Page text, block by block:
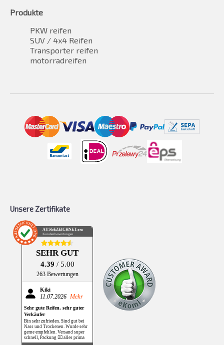
Produkte
PKW reifen
SUV / 4x4 Reifen
Transporter reifen
motorradreifen
Unsere Zertifikate
AUSGEZEICHNET .org
Kundenbewertungen
SEHR GUT
4.39 / 5.00
263 Bewertungen
Kiki
11.07.2026 Mehr
Sehr gute Reifen, sehr guter
Verkäufer
Bin sehr zufrieden. Sind gut bei
Nass und Trockenen. Wurde sehr
gerne empfehlen. Versand super
schnell, Packung 👌🏻 alles prima